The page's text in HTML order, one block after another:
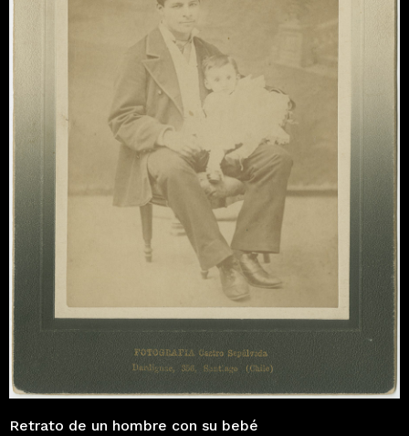
Retrato de un hombre con su bebé